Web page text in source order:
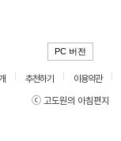
PC 버전
추천하기 이용약관
ⓒ 고도원의 아침편지